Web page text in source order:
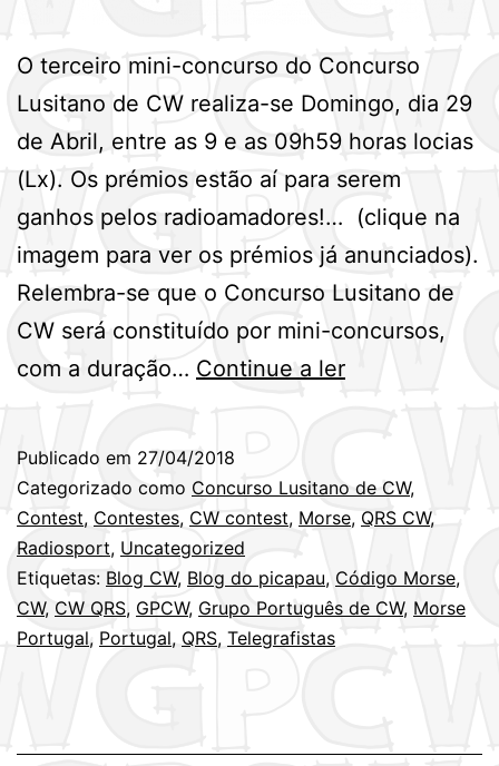
O terceiro mini-concurso do Concurso
Lusitano de CW realiza-se Domingo, dia 29
de Abril, entre as 9 e as 09h59 horas locias
(Lx). Os prémios estão aí para serem
ganhos pelos radioamadores!… (clique na
imagem para ver os prémios já anunciados).
Relembra-se que o Concurso Lusitano de
CW será constituído por mini-concursos,
com a duração… Continue a ler4º
Lusitano
de
é
Publicado em 27/04/2018
Categorizado como Concurso Lusitano de CW,
Contest, Contestes, CW contest, Morse, QRS CW,
Radiosport, Uncategorized
Etiquetas: Blog CW, Blog do picapau, Código Morse,
CW, CW QRS, GPCW, Grupo Português de CW, Morse
Portugal, Portugal, QRS, Telegrafistas